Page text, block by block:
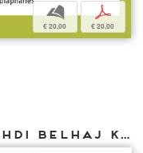
b
€ 20,00
p
€ 20,00
Weitere Texte von Mehdi Belhaj Kacem bei DIAPHANES